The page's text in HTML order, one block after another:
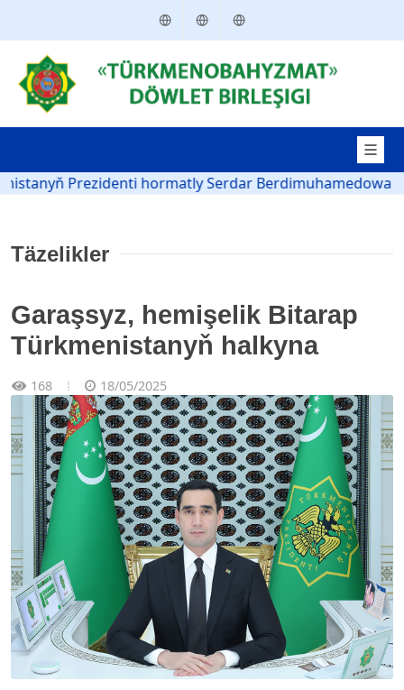
Türkmençe
English
Prezidenti hormatly Serdar Berdimuhamedowa
Täzelikler
Garaşsyz, hemişelik Bitarap
Türkmenistanyň halkyna
168 18/05/2025